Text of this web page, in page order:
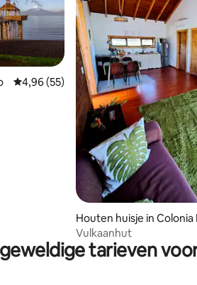
recensies
Gemiddelde beoordeling van 4,96 op
4,96 (55)
Houten huisje in Colonia
Vulkaanhut
tarieven